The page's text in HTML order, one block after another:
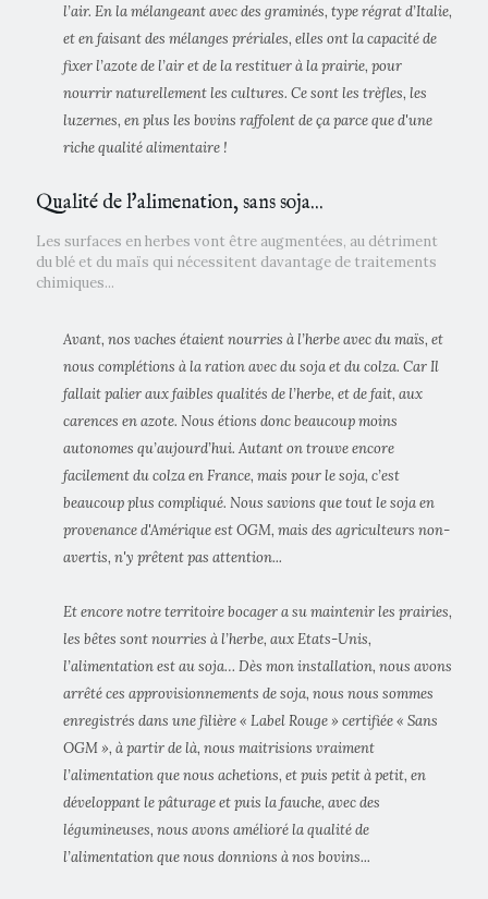
l’air. En la mélangeant avec des graminés, type régrat d’Italie,
et en faisant des mélanges prériales, elles ont la capacité de
fixer l’azote de l’air et de la restituer à la prairie, pour
nourrir naturellement les cultures. Ce sont les trèfles, les
luzernes, en plus les bovins raffolent de ça parce que d'une
riche qualité alimentaire !
Qualité de l'alimenation, sans soja...
Les surfaces en herbes vont être augmentées, au détriment
du blé et du maïs qui nécessitent davantage de traitements
chimiques...
Avant, nos vaches étaient nourries à l’herbe avec du maïs, et
nous complétions à la ration avec du soja et du colza. Car Il
fallait palier aux faibles qualités de l’herbe, et de fait, aux
carences en azote. Nous étions donc beaucoup moins
autonomes qu’aujourd’hui. Autant on trouve encore
facilement du colza en France, mais pour le soja, c’est
beaucoup plus compliqué. Nous savions que tout le soja en
provenance d'Amérique est OGM, mais des agriculteurs non-
avertis, n'y prêtent pas attention...
Et encore notre territoire bocager a su maintenir les prairies,
les bêtes sont nourries à l’herbe, aux Etats-Unis,
l’alimentation est au soja… Dès mon installation, nous avons
arrêté ces approvisionnements de soja, nous nous sommes
enregistrés dans une filière « Label Rouge » certifiée « Sans
OGM », à partir de là, nous maitrisions vraiment
l’alimentation que nous achetions, et puis petit à petit, en
développant le pâturage et puis la fauche, avec des
légumineuses, nous avons amélioré la qualité de
l’alimentation que nous donnions à nos bovins...